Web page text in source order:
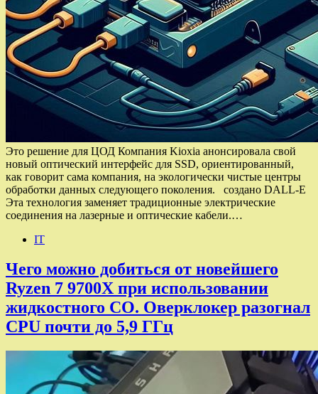
Это решение для ЦОД Компания Kioxia анонсировала свой
новый оптический интерфейс для SSD, ориентированный,
как говорит сама компания, на экологически чистые центры
обработки данных следующего поколения. создано DALL-E
Эта технология заменяет традиционные электрические
соединения на лазерные и оптические кабели.…
IT
Чего можно добиться от новейшего
Ryzen 7 9700X при использовании
жидкостного СО. Оверклокер разогнал
CPU почти до 5,9 ГГц